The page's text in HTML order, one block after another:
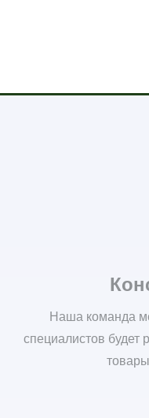
Наша команда
специалистов